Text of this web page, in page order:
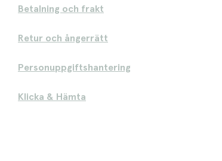
Betalning och frakt
Retur och ångerrätt
Personuppgiftshantering
Klicka & Hämta